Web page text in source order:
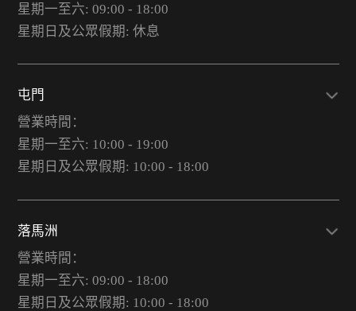
星期一至六: 09:00 - 18:00
星期日及公眾假期: 休息
屯門
營業時間：
星期一至六: 10:00 - 19:00
星期日及公眾假期: 10:00 - 18:00
落馬洲
營業時間：
星期一至六: 09:00 - 18:00
星期日及公眾假期: 10:00 - 18:00